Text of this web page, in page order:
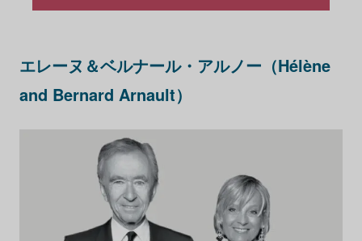
エレーヌ＆ベルナール・アルノー（Hélène
and Bernard Arnault）